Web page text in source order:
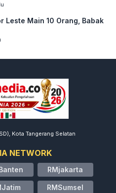
Leste Main 10 Orang, Babak
Kota Tangerang Selatan
NETWORK
RMjakarta
RMSumsel